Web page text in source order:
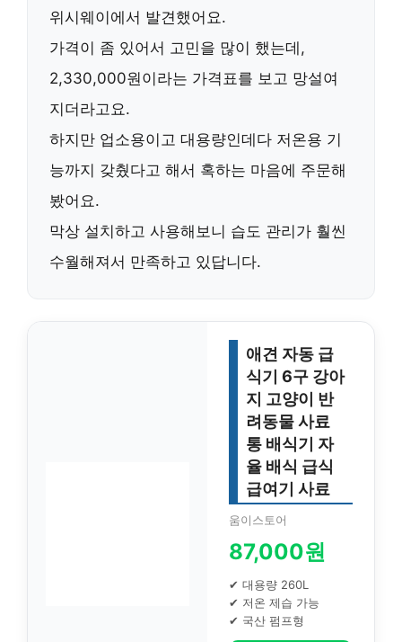
위시웨이에서 발견했어요.
가격이 좀 있어서 고민을 많이 했는데,
2,330,000원이라는 가격표를 보고 망설여
지더라고요.
하지만 업소용이고 대용량인데다 저온용 기
능까지 갖췄다고 해서 혹하는 마음에 주문해
봤어요.
막상 설치하고 사용해보니 습도 관리가 훨씬
수월해져서 만족하고 있답니다.
애견 자동 급
식기 6구 강아
지 고양이 반
려동물 사료
통 배식기 자
율 배식 급식
급여기 사료
움이스토어
87,000원
✔ 대용량 260L
✔ 저온 제습 가능
✔ 국산 펌프형